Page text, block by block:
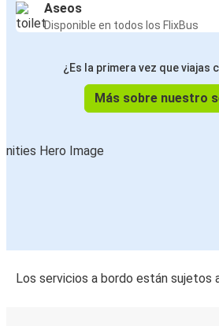
Aseos
Disponible en todos los FlixBus
¿Es la primera vez que viajas
Más sobre nuestro
Los servicios a bordo están sujetos